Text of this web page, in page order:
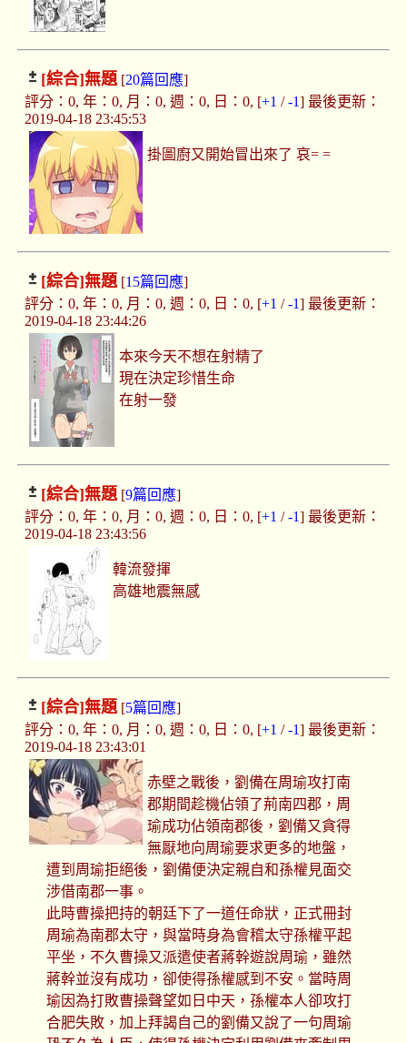
[綜合]無題[20篇回應]
評分：0, 年：0, 月：0, 週：0, 日：0, [+1 /-1] 最後更新：
2019-04-18 23:45:53
掛圖廚又開始冒出來了 哀= =
[綜合]無題[15篇回應]
評分：0, 年：0, 月：0, 週：0, 日：0, [+1 /-1] 最後更新：
2019-04-18 23:44:26
本來今天不想在射精了
現在決定珍惜生命
在射一發
[綜合]無題[9篇回應]
評分：0, 年：0, 月：0, 週：0, 日：0, [+1 /-1] 最後更新：
2019-04-18 23:43:56
韓流發揮
高雄地震無感
[綜合]無題[5篇回應]
評分：0, 年：0, 月：0, 週：0, 日：0, [+1 /-1] 最後更新：
2019-04-18 23:43:01
赤壁之戰後，劉備在周瑜攻打南
郡期間趁機佔領了荊南四郡，周
瑜成功佔領南郡後，劉備又貪得
無厭地向周瑜要求更多的地盤，
遭到周瑜拒絕後，劉備便決定親自和孫權見面交
涉借南郡一事。
此時曹操把持的朝廷下了一道任命狀，正式冊封
周瑜為南郡太守，與當時身為會稽太守孫權平起
平坐，不久曹操又派遣使者蔣幹遊說周瑜，雖然
蔣幹並沒有成功，卻使得孫權感到不安。當時周
瑜因為打敗曹操聲望如日中天，孫權本人卻攻打
合肥失敗，加上拜謁自己的劉備又說了一句周瑜